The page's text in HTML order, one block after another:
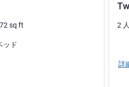
sq ft
ッド
2
詳